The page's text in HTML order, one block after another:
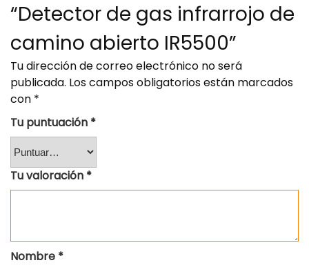
“Detector de gas infrarrojo de
camino abierto IR5500”
Tu dirección de correo electrónico no será
publicada. Los campos obligatorios están marcados
con *
Tu puntuación *
Tu valoración *
Nombre *